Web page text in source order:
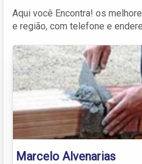
Aqui você Encontra! os
e região, com telefone e
Marcelo Alvenarias